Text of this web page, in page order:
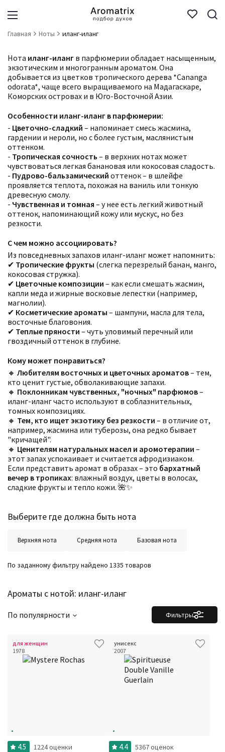
Главная Ноты иланг-иланг
Нота иланг-иланг в парфюмерии обладает насыщенным,
экзотическим и многогранным ароматом. Она
добывается из цветков тропического дерева *Cananga
odorata*, чаще всего выращиваемого на Мадагаскаре,
Коморских островах и в Юго-Восточной Азии.
Особенности иланг-иланг в парфюмерии:
- Цветочно-сладкий – напоминает смесь жасмина,
гардении и нероли, но с более густым, маслянистым
оттенком.
- Тропическая сочность – в верхних нотах может
чувствоваться легкая банановая или кокосовая сладость.
- Пудрово-бальзамический оттенок – в шлейфе
проявляется теплота, похожая на ваниль или тонкую
древесную смолу.
- Чувственная и томная – у нее есть легкий животный
оттенок, напоминающий кожу или мускус, но без
резкости.
С чем можно ассоциировать?
Из повседневных запахов иланг-иланг может напомнить:
✔ Тропические фрукты (слегка перезрелый банан, манго,
кокосовая стружка).
✔ Цветочные композиции – как если смешать жасмин,
капли меда и жирные восковые лепестки (например,
магнолии).
✔ Косметические ароматы – шампуни, масла для тела,
восточные благовония.
✔ Теплые пряности – чуть уловимый перечный или
гвоздичный оттенок в глубине.
Кому может понравиться?
🔸 Любителям восточных и цветочных ароматов– тем,
кто ценит густые, обволакивающие запахи.
🔸 Поклонникам чувственных, "ночных" парфюмов–
иланг-иланг часто используют в соблазнительных,
томных композициях.
🔸 Тем, кто ищет экзотику без резкости – в отличие от,
например, жасмина или туберозы, она редко бывает
"кричащей".
🔸 Ценителям натуральных масел и аромотерапии –
этот запах успокаивает и считается афродизиаком.
Если представить аромат в образах – это бархатный
вечер в тропиках: влажный воздух, цветы в волосах,
сладкие фрукты и тепло кожи. 🌺✨
Выберите где должна быть нота
Верхняя нота Средняя нота Базовая нота
Ароматы с нотой: иланг-иланг
По заданному фильтру найдено 1335 товаров
Фильтры
По популярности
для женщин
1978
4.5 1224 оценки
унисекс
2007
4.4 5367 оценок